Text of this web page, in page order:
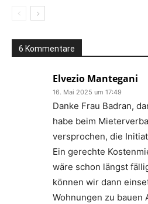
6 Kommentare
Elvezio Mantegani
16. Mai 2025 um 17:49
Danke Frau Badran,
habe beim
versprochen, die
Ein gerechte
wäre schon längst
können wir dann
Wohnungen zu bauen